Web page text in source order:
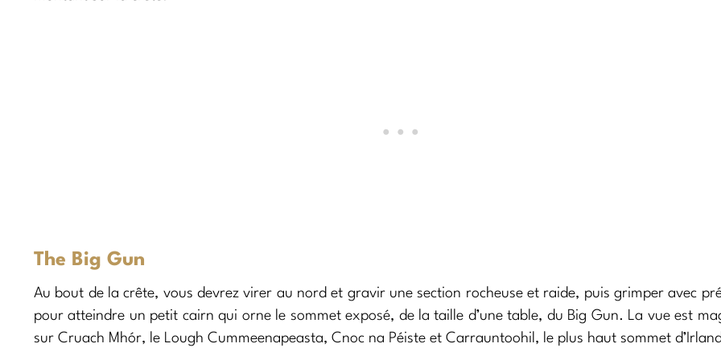
The Big Gun
Au bout de la crête, vous devrez virer au nord et gravir une section rocheuse et raide, puis grimper avec
pour atteindre un petit cairn qui orne le sommet exposé, de la taille d’une table, du Big Gun. La vue est
sur Cruach Mhór, le Lough Cummeenapeasta, Cnoc na Péiste et Carrauntoohil, le plus haut sommet